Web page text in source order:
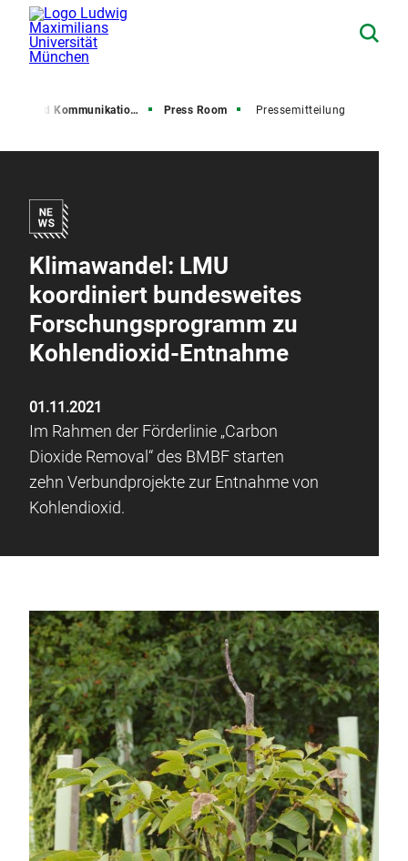
und Kommunikation (PuK) Press Room Pressemitteilung
Klimawandel: LMU
koordiniert bundesweites
Forschungsprogramm zu
Kohlendioxid-Entnahme
01.11.2021
Im Rahmen der Förderlinie „Carbon
Dioxide Removal“ des BMBF starten
zehn Verbundprojekte zur Entnahme von
Kohlendioxid.